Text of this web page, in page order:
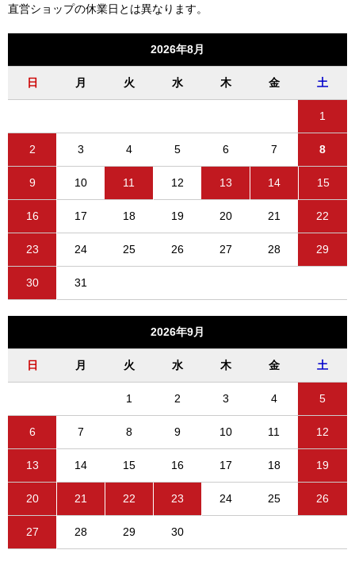
直営ショップの休業日とは異なります。
2026年8月
日 月 火 水 木 金 土
1
2 3 4 5 6 7 8
9 10 11 12 13 14 15
16 17 18 19 20 21 22
23 24 25 26 27 28 29
30 31
2026年9月
日 月 火 水 木 金 土
1 2 3 4 5
6 7 8 9 10 11 12
13 14 15 16 17 18 19
20 21 22 23 24 25 26
27 28 29 30